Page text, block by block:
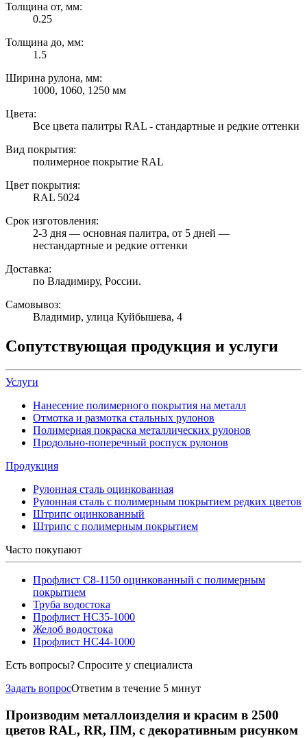
Толщина от, мм:
0.25
Толщина до, мм:
1.5
Ширина рулона, мм:
1000, 1060, 1250 мм
Цвета:
Все цвета палитры RAL - стандартные и редкие оттенки
Вид покрытия:
полимерное покрытие RAL
Цвет покрытия:
RAL 5024
Срок изготовления:
2-3 дня — основная палитра, от 5 дней —
нестандартные и редкие оттенки
Доставка:
по Владимиру, России.
Самовывоз:
Владимир, улица Куйбышева, 4
Сопутствующая продукция и услуги
Услуги
Нанесение полимерного покрытия на металл
Отмотка и размотка стальных рулонов
Полимерная покраска металлических рулонов
Продольно-поперечный роспуск рулонов
Продукция
Рулонная сталь оцинкованная
Рулонная сталь с полимерным покрытием редких цветов
Штрипс оцинкованный
Штрипс с полимерным покрытием
Часто покупают
Профлист С8-1150 оцинкованный с полимерным
покрытием
Труба водостока
Профлист НС35-1000
Желоб водостока
Профлист НС44-1000
Есть вопросы? Спросите у специалиста
Задать вопросОтветим в течение 5 минут
Производим металлоизделия и красим в 2500
цветов RAL, RR, ПМ, с декоративным рисунком